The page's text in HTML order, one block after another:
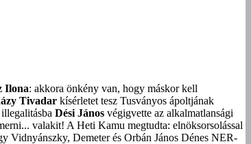
Ilona: akkora önkény van, hogy máskor kell
Tivadar kísérletet tesz Tusványos ápoltjának
Dési János végigvette az alkalmatlansági
valakit! A Heti Kamu megtudta: elnöksorsolással
Vidnyánszky, Demeter és Orbán János Dénes NER-